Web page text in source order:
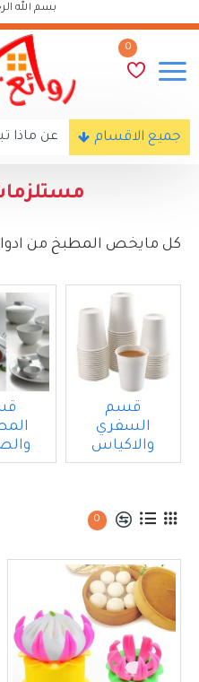
بسم الله
0
جميع الاقسام
كل مايخص المطبخ من
قسم
السفري
والاكياس
0